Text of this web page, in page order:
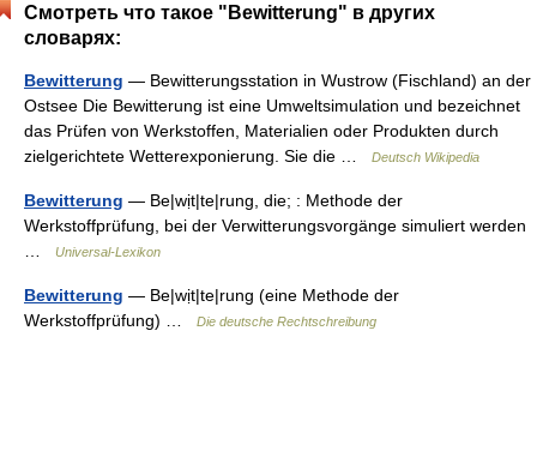
Смотреть что такое "Bewitterung" в других
словарях:
Bewitterung — Bewitterungsstation in Wustrow (Fischland) an der
Ostsee Die Bewitterung ist eine Umweltsimulation und bezeichnet
das Prüfen von Werkstoffen, Materialien oder Produkten durch
zielgerichtete Wetterexponierung. Sie die …
Deutsch Wikipedia
Bewitterung — Be|wịt|te|rung, die; : Methode der
Werkstoffprüfung, bei der Verwitterungsvorgänge simuliert werden
Universal-Lexikon
Bewitterung — Be|wịt|te|rung (eine Methode der
Werkstoffprüfung) …
Die deutsche Rechtschreibung